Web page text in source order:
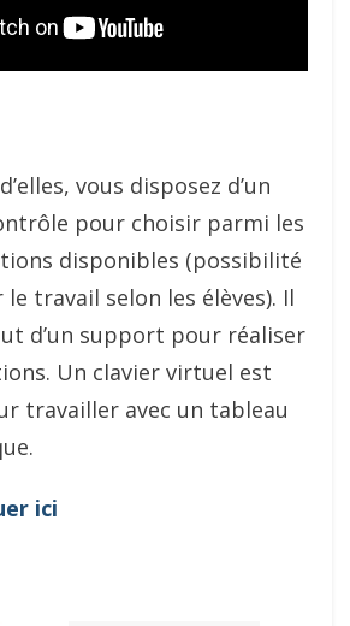
vous disposez d’un
pour choisir parmi les
disponibles (possibilité
travail selon les élèves). Il
d’un support pour réaliser
Un clavier virtuel est
travailler avec un tableau
ici